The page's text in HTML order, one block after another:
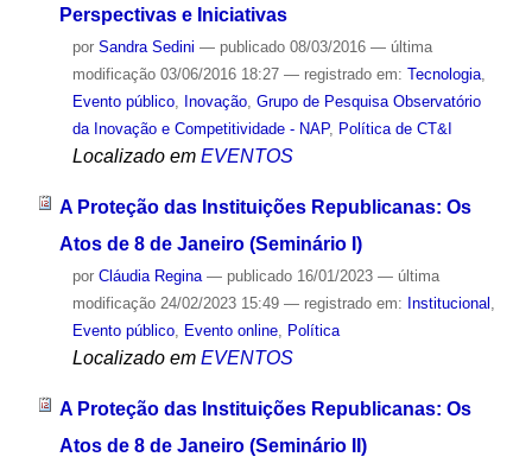
Perspectivas e Iniciativas
por Sandra Sedini — publicado08/03/2016 — última
modificação03/06/2016 18:27 — registrado em: Tecnologia,
Evento público, Inovação, Grupo de Pesquisa Observatório
da Inovação e Competitividade - NAP, Política de CT&I
Localizado em EVENTOS
A Proteção das Instituições Republicanas: Os
Atos de 8 de Janeiro (Seminário I)
por Cláudia Regina — publicado16/01/2023 — última
modificação24/02/2023 15:49 — registrado em: Institucional
Evento público, Evento online, Política
Localizado em EVENTOS
A Proteção das Instituições Republicanas: Os
Atos de 8 de Janeiro (Seminário II)